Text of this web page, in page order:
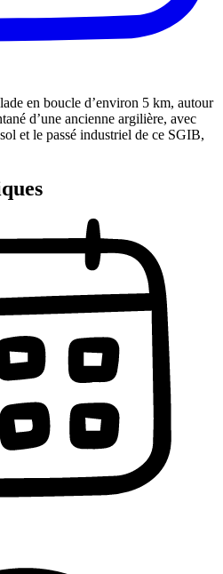
en boucle d’environ 5 km, autour
d’une ancienne argilière, avec
et le passé industriel de ce SGIB,